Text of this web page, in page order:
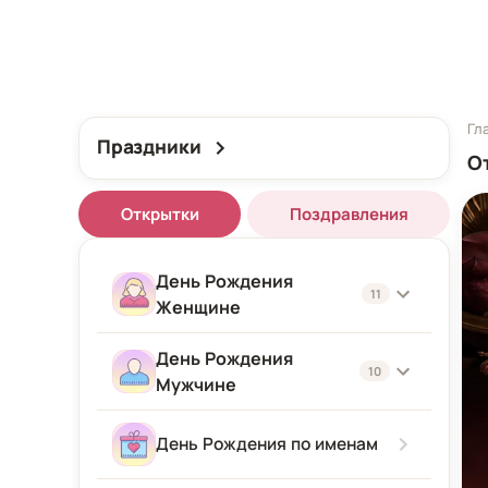
Праздники
Открытки Поздравления
День Рождения
Женщине
11
Женщине
Подруге
Девушке
День Рождения
Мужчине
10
Мужчине
День Рождения по именам